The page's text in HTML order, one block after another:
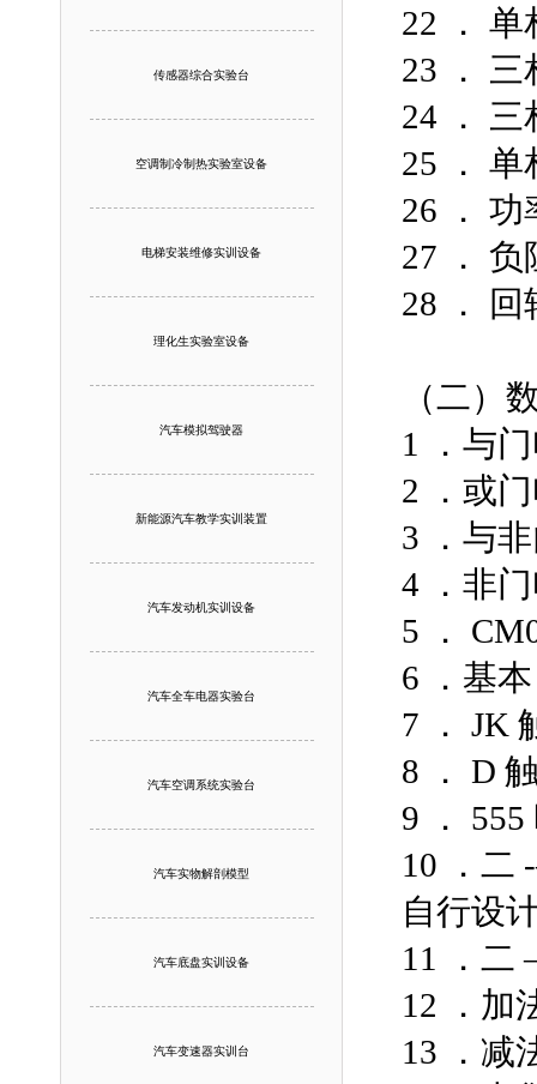
传感器综合实验台
空调制冷制热实验室设备
电梯安装维修实训设备
理化生实验室设备
汽车模拟驾驶器
新能源汽车教学实训装置
汽车发动机实训设备
汽车全车电器实验台
汽车空调系统实验台
汽车实物解剖模型
汽车底盘实训设备
汽车变速器实训台
22 ．
23 ．
24 ．
25 ．
26 ．
27 ．
28 ．
（二）
1 ．与
2 ．或
3 ．与
4 ．非
5 ．
6 ．基
7 ． JK
8 ． D
9 ．
10 ．
自行设
11 ．二
12 ．加
13 ．减